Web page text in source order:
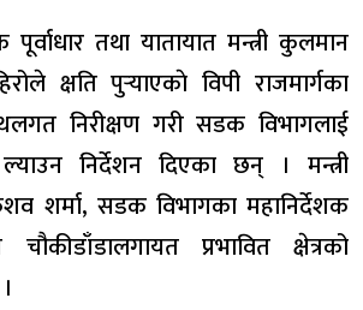
पूर्वाधार तथा यातायात मन्त्री कुलमान
क्षति पुर्‍याएकाे विपी राजमार्गका
निरीक्षण गरी सडक विभागलाई
निर्देशन दिएका छन् । मन्त्री
शर्मा, सडक विभागका महानिर्देशक
प्रभावित क्षेत्रको